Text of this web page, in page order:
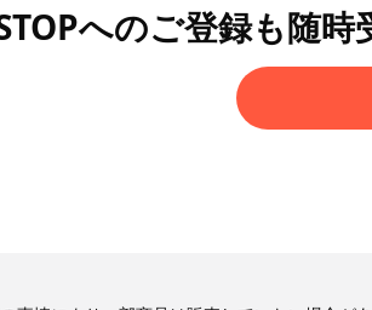
へのご登録も随時